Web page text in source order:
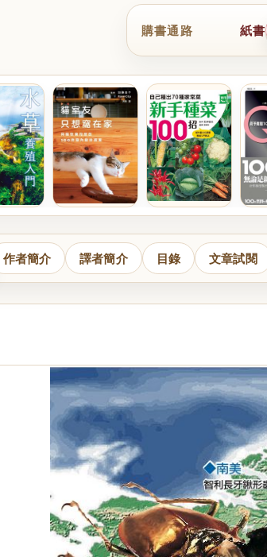
購書通路 紙書
作者簡介 譯者簡介 目錄 文章試閱